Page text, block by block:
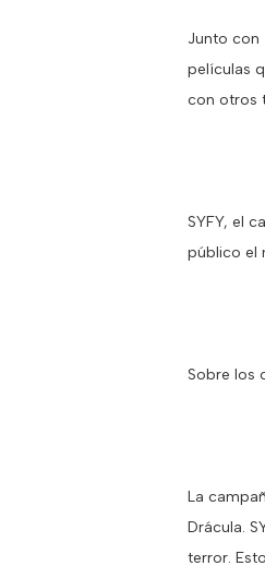
Junto con
películas
con otros
SYFY, el
público el
Sobre los
La
Drácula.
terror.